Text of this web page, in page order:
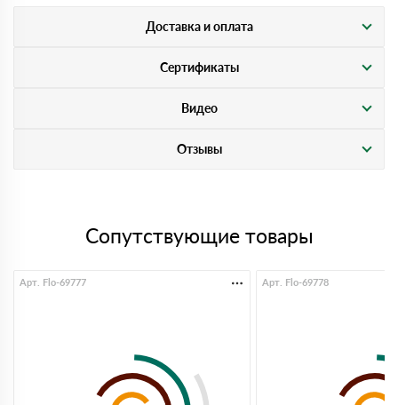
Доставка и оплата
Сертификаты
Видео
Отзывы
Сопутствующие товары
Арт. Flo-69777 Арт. Flo-69778